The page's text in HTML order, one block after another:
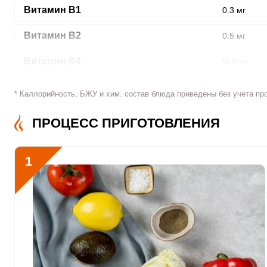
Витамин В1 0.3 мг
Витамин В2 0.5 мг
Витамин В12 0 мкг
Витамин С
Витамин D 0 мкг
Витамин E
* Каллорийность, БЖУ и хим. состав блюда приведены без учета
ПРОЦЕСС ПРИГОТОВЛЕНИЯ
1
1 ИЗ 5
Сообщить об ошибке